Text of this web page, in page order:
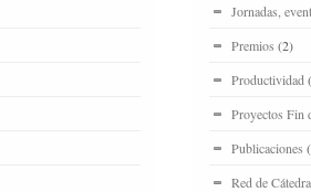
Jornadas,
Premios (2)
Productividad
Proyectos Fin
Publicaciones
Red de